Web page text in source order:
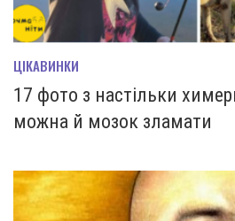
ЦІКАВИНКИ
17 фото з настільки
можна й мозок зламати